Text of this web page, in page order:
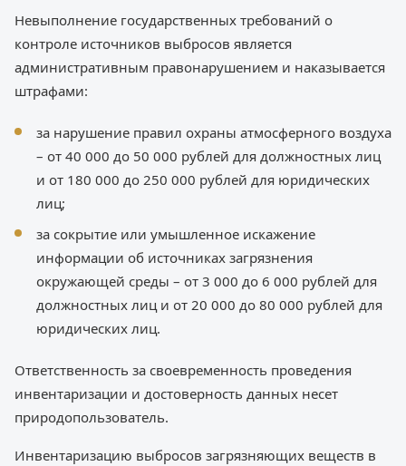
Невыполнение государственных требований о
контроле источников выбросов является
административным правонарушением и наказывается
штрафами:
за нарушение правил охраны атмосферного воздуха
– от 40 000 до 50 000 рублей для должностных лиц
и от 180 000 до 250 000 рублей для юридических
лиц;
за сокрытие или умышленное искажение
информации об источниках загрязнения
окружающей среды – от 3 000 до 6 000 рублей для
должностных лиц и от 20 000 до 80 000 рублей для
юридических лиц.
Ответственность за своевременность проведения
инвентаризации и достоверность данных несет
природопользователь.
Инвентаризацию выбросов загрязняющих веществ в